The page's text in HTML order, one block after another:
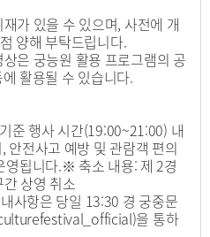
가 있을 수 있으며, 사전에 개
양해 부탁드립니다.
은 궁능원 활용 프로그램의 공
활용될 수 있습니다.
준 행사 시간(19:00~21:00) 내
안전사고 예방 및 관람객 편의
영됩니다.※ 축소 내용: 제 2경
상영 취소
사항은 당일 13:30 경 궁중문
을 통하